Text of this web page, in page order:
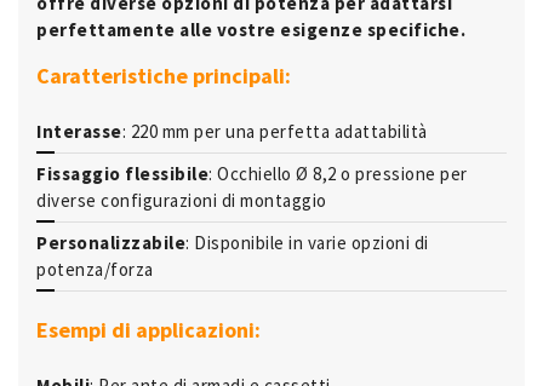
perfettamente alle vostre esigenze specifiche.
Caratteristiche principali:
Interasse: 220 mm per una perfetta adattabilità
Fissaggio flessibile: Occhiello Ø 8,2 o pressione per
diverse configurazioni di montaggio
Personalizzabile: Disponibile in varie opzioni di
potenza/forza
Esempi di applicazioni: